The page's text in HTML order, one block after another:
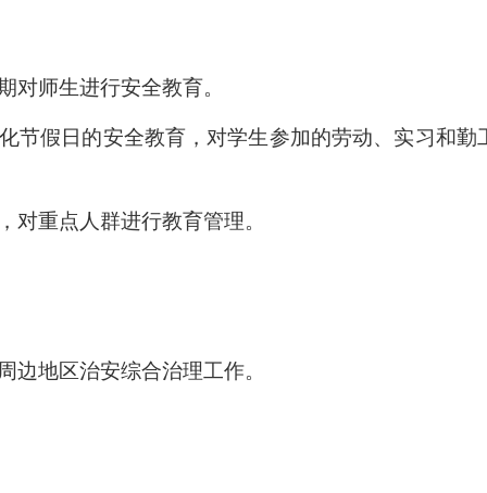
对师生进行安全教育。
节假日的安全教育，对学生参加的劳动、实习和
对重点人群进行教育管理。
边地区治安综合治理工作。